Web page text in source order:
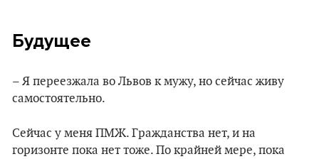
Будущее
– Я переезжала во Львов к мужу, но сейчас живу
самостоятельно.
Сейчас у меня ПМЖ. Гражданства нет, и на
горизонте пока нет тоже. По крайней мере, пока